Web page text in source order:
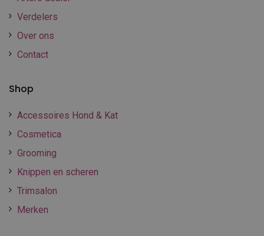
Verdelers
Over ons
Contact
Shop
Accessoires Hond & Kat
Cosmetica
Grooming
Knippen en scheren
Trimsalon
Merken